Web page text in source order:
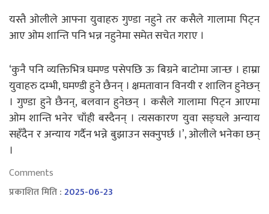
यस्तै ओलीले आफ्ना युवाहरु गुण्डा नहुने तर कसैले गालामा पिट्न
आए ओम शान्ति पनि भन्न नहुनेमा समेत सचेत गराए ।
‘कुनै पनि व्यक्तिभित्र घमण्ड पसेपछि ऊ बिग्रने बाटोमा जान्छ । हाम्रा
युवाहरु दम्भी, घमण्डी हुने छैनन् । क्षमतावान विनयी र शालिन हुनेछन्
। गुण्डा हुने छैनन्, बलवान हुनेछन् । कसैले गालामा पिट्न आएमा
ओम शान्ति भनेर चाँही बस्दैनन् । त्यसकारण युवा सङ्घले अन्याय
सहँदैन र अन्याय गर्दैन भन्ने बुझाउन सक्नुपर्छ ।’, ओलीले भनेका छन्
।
Comments
प्रकाशित मिति :2025-06-23